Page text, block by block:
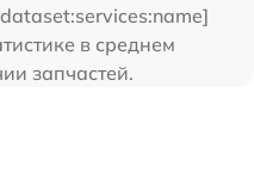
в среднем
запчастей.